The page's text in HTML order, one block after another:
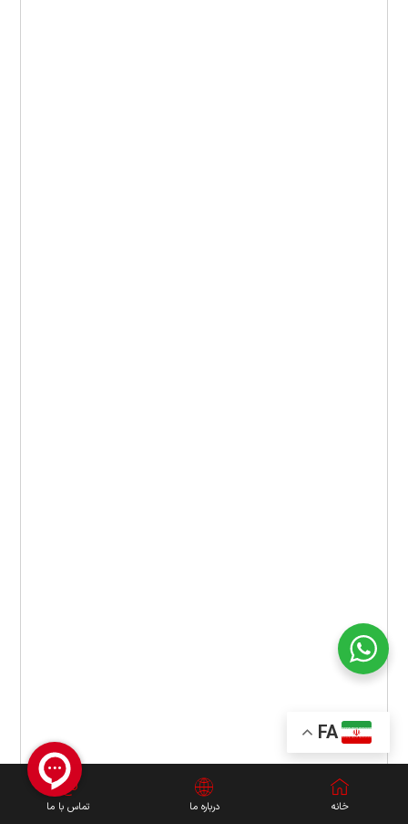
خانه درباره ما تماس با ما
FA